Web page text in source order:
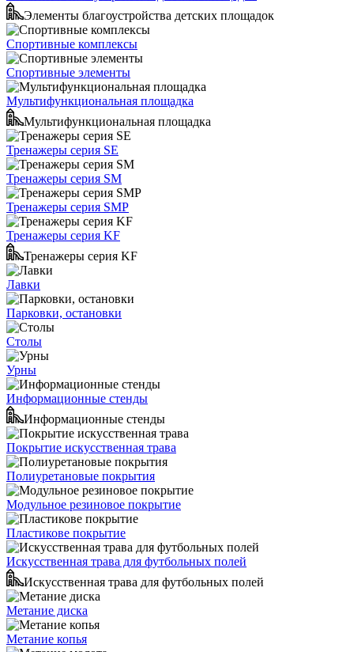
Элементы благоустройства детских площадок
Спортивные комплексы
Спортивные элементы
Мультифункциональная площадка
Мультифункциональная площадка
Тренажеры серия SE
Тренажеры серия SM
Тренажеры серия SMP
Тренажеры серия KF
Тренажеры серия KF
Лавки
Парковки, остановки
Столы
Урны
Информационные стенды
Информационные стенды
Покрытие искусственная трава
Полиуретановые покрытия
Модульное резиновое покрытие
Пластикове покрытие
Искусственная трава для футбольных полей
Искусственная трава для футбольных полей
Метание диска
Метание копья